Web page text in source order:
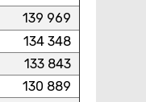
139 969
134 348
133 843
130 889